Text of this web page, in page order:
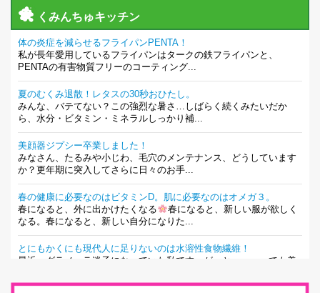
くみんちゅキッチン
体の炎症を減らせるフライパンPENTA！
私が長年愛用しているフライパンはタークの鉄フライパンと、
PENTAの有害物質フリーのコーティング...
夏のむくみ退散！レタスの30秒おひたし。
みんな、バテてない？この強烈な暑さ…しばらく続くみたいだか
ら、水分・ビタミン・ミネラルしっかり補...
美顔器ジプシー卒業しました！
みなさん、たるみや小じわ、毛穴のメンテナンス、どうしています
か？更年期に突入してさらに日々のお手...
春の健康に必要なのはビタミンD。肌に必要なのはオメガ３。
春になると、外に出かけたくなる
春になると、新しい服が欲しく
なる。春になると、新しい自分になりた...
とにもかくにも現代人に足りないのは水溶性食物繊維！
最近、グラノーラ迷子になっていた私です。が、と〜〜〜っても美